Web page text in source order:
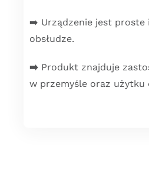
➡️ Urządzenie jest proste
obsłudze.
➡️ Produkt znajduje
w przemyśle oraz użytku